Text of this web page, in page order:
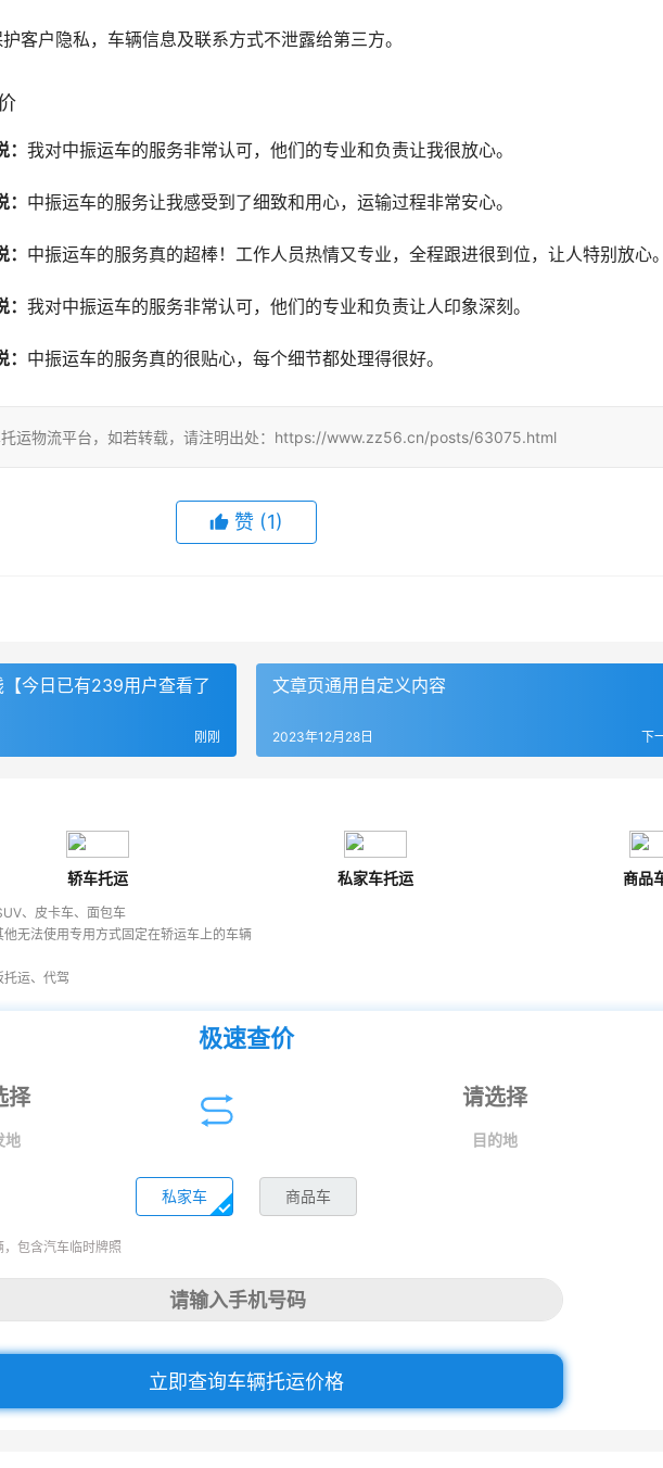
客户隐私，车辆信息及联系方式不泄露给第三方。
我对中振运车的服务非常认可，他们的专业和负责让我很放心。
中振运车的服务让我感受到了细致和用心，运输过程非常安心。
中振运车的服务真的超棒！工作人员热情又专业，全程跟进很到位，让人特别放心
我对中振运车的服务非常认可，他们的专业和负责让人印象深刻。
中振运车的服务真的很贴心，每个细节都处理得很好。
托运物流平台，如若转载，请注明出处：https://www.zz56.cn/posts/63075.html
赞 (1)
今日已有239用户查看了
刚刚
文章页通用自定义内容
下
2023年12月28日
轿车托运 私家车托运 商品
、皮卡车、面包车
无法使用专用方式固定在轿运车上的车辆
运、代驾
极速查价
地 目的地
私家车 商品车
包含汽车临时牌照
立即查询车辆托运价格